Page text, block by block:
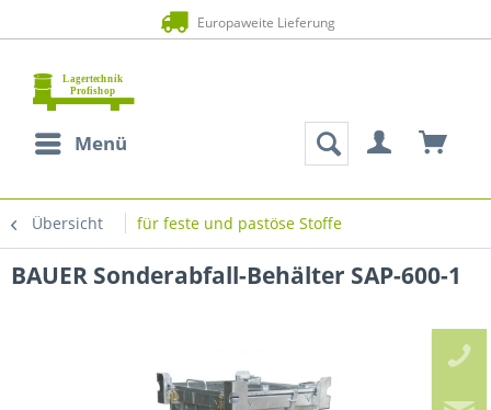
Europaweite Lieferung
Menü
Übersicht für feste und pastöse Stoffe
BAUER Sonderabfall-Behälter SAP-600-1